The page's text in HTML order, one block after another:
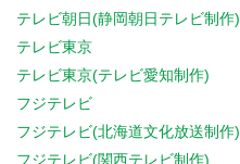
テレビ朝日(静岡朝日テレビ制作)
テレビ東京
テレビ東京(テレビ愛知制作)
フジテレビ
フジテレビ(北海道文化放送制作)
フジテレビ(関西テレビ制作)